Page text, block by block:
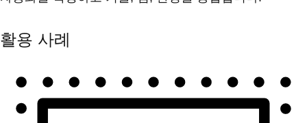
활용 사례